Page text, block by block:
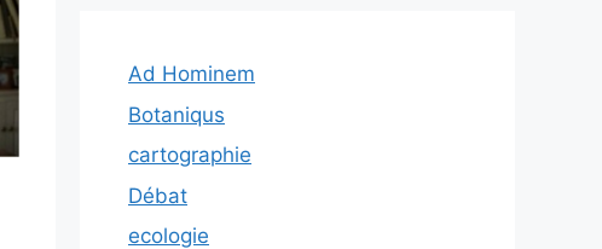
Ad Hominem
Botaniqus
cartographie
Débat
ecologie